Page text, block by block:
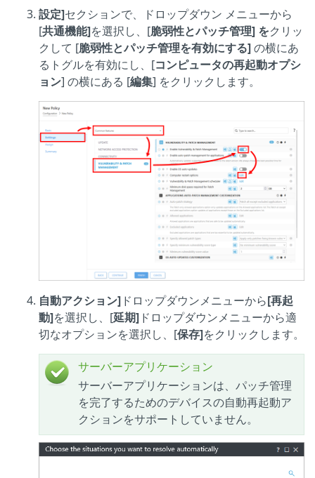
設定]セクションで、ドロップダウン メニューから
[共通機能]を選択し、[脆弱性とパッチ管理] をクリッ
クして [脆弱性とパッチ管理を有効にする]の横にあ
るトグルを有効にし、[コンピュータの再起動オプシ
ョン] の横にある [編集] をクリックします。
自動アクション] ドロップダウンメニューから[再起
動]を選択し、[延期] ドロップダウンメニューから適
切なオプションを選択し、[保存]をクリックします。
サーバーアプリケーション
サーバーアプリケーションは、パッチ管理
を完了するためのデバイスの自動再起動ア
クションをサポートしていません。